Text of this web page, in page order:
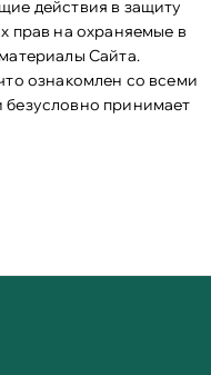
действия в защиту
прав на охраняемые в
Сайта.
ознакомлен со всеми
принимает